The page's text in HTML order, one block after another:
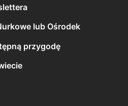
lub Ośrodek
przygodę